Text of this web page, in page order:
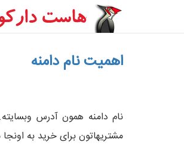
اهمیت نام دامنه
نام دامنه همون آدرس
مشتریهاتون برای خرید به